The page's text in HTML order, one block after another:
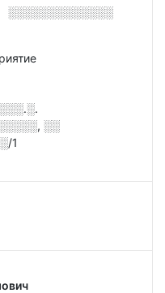
░░░░░░░░░░░░░
░░
1